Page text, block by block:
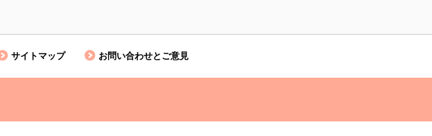
サイトマップ お問い合わせとご意見